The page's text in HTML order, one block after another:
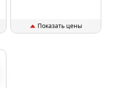
Показать цены